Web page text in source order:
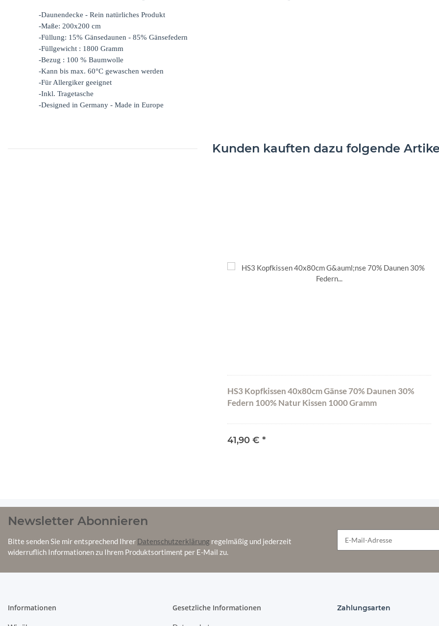
-Daunendecke - Rein natürliches Produkt
-Maße: 200x200 cm
-Füllung: 15% Gänsedaunen - 85% Gänsefedern
-Füllgewicht : 1800 Gramm
-Bezug : 100 % Baumwolle
-Kann bis max. 60°C gewaschen werden
-Für Allergiker geeignet
-Inkl. Tragetasche
-Designed in Germany - Made in Europe
Kunden kauften dazu folgende
HS3 Kopfkissen 40x80cm Gänse 70% Daunen 30%
Federn 100% Natur Kissen 1000 Gramm
41,90 € *
Newsletter Abonnieren
Bitte senden Sie mir entsprechend Ihrer Datenschutzerklärung regelmäßig und jederzeit
widerruflich Informationen zu Ihrem Produktsortiment per E-Mail zu.
Informationen Gesetzliche Informationen Zahlungsarten